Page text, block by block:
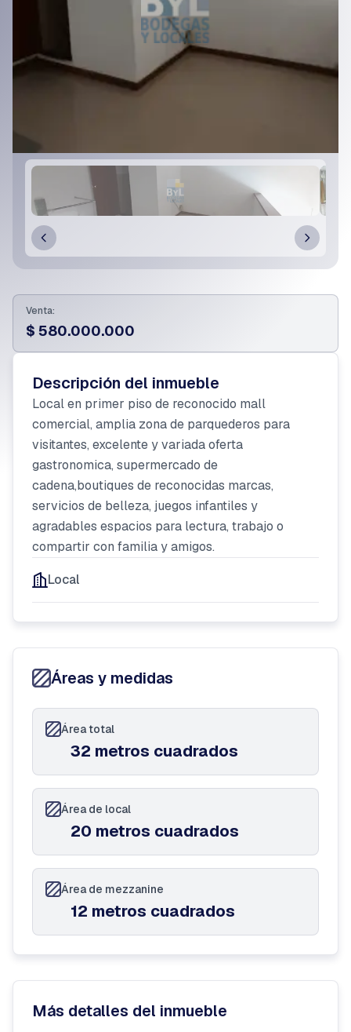
Venta:
$ 580.000.000
Descripción del inmueble
Local en primer piso de reconocido mall
comercial, amplia zona de parquederos para
visitantes, excelente y variada oferta
gastronomica, supermercado de
cadena,boutiques de reconocidas marcas,
servicios de belleza, juegos infantiles y
agradables espacios para lectura, trabajo o
compartir con familia y amigos.
Local
Áreas y medidas
Área total
32 metros cuadrados
Área de local
20 metros cuadrados
Área de mezzanine
12 metros cuadrados
Más detalles del inmueble